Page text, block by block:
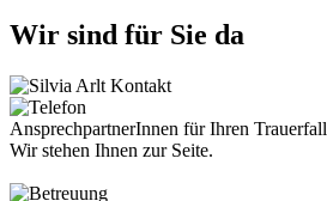
Wir sind für Sie da
AnsprechpartnerInnen für Ihren Trauerfall
Wir stehen Ihnen zur Seite.